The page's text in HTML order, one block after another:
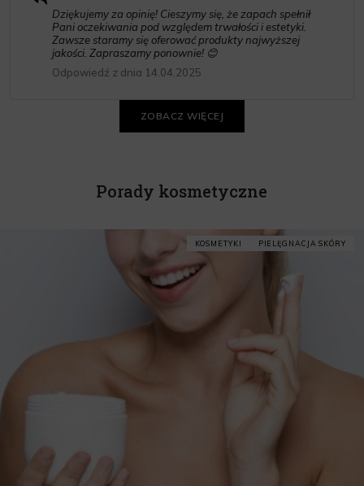
Dziękujemy za opinię! Cieszymy się, że zapach spełnił
Pani oczekiwania pod względem trwałości i estetyki.
Zawsze staramy się oferować produkty najwyższej
jakości. Zapraszamy ponownie! 😊
Odpowiedź z dnia 14.04.2025
ZOBACZ WIĘCEJ
Porady kosmetyczne
KOSMETYKI PIELĘGNACJA SKÓRY